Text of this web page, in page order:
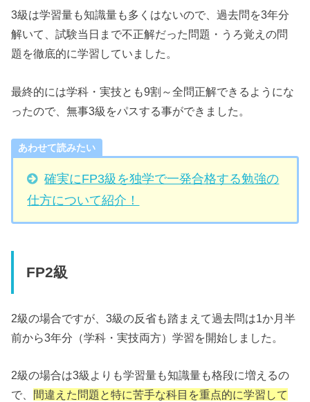
3級は学習量も知識量も多くはないので、過去問を3年分
解いて、試験当日まで不正解だった問題・うろ覚えの問
題を徹底的に学習していました。
最終的には学科・実技とも9割～全問正解できるようにな
ったので、無事3級をパスする事ができました。
あわせて読みたい
確実にFP3級を独学で一発合格する勉強の
仕方について紹介！
FP2級
2級の場合ですが、3級の反省も踏まえて過去問は1か月半
前から3年分（学科・実技両方）学習を開始しました。
2級の場合は3級よりも学習量も知識量も格段に増えるの
で、 間違えた問題と特に苦手な科目を重点的に学習して